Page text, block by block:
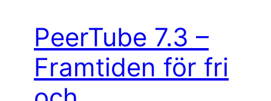
PeerTube 7.3 –
Framtiden för fri